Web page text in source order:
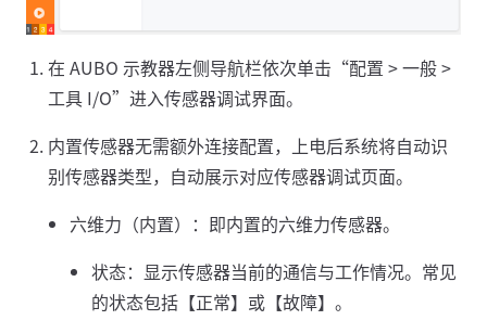
在 AUBO 示教器左侧导航栏依次单击“配置 > 一般 >
工具 I/O”进入传感器调试界面。
内置传感器无需额外连接配置，上电后系统将自动识
别传感器类型，自动展示对应传感器调试页面。
六维力（内置）：即内置的六维力传感器。
状态：显示传感器当前的通信与工作情况。常见
的状态包括【正常】或【故障】。